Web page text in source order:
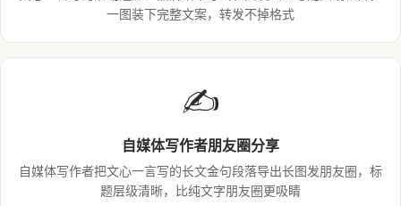
一图装下完整文案，转发不掉格式
✍️
自媒体写作者朋友圈分享
自媒体写作者把文心一言写的长文金句段落导出长图发朋友圈，标
题层级清晰，比纯文字朋友圈更吸睛